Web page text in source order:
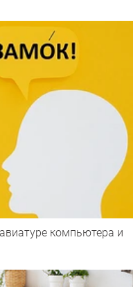
компьютера и